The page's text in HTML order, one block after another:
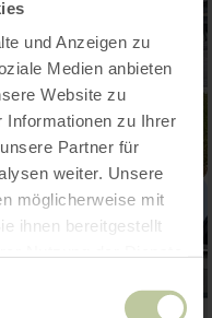
und Anzeigen zu
Medien anbieten
Website zu
Informationen zu Ihrer
Partner für
weiter. Unsere
möglicherweise mit
ihnen bereitgestellt